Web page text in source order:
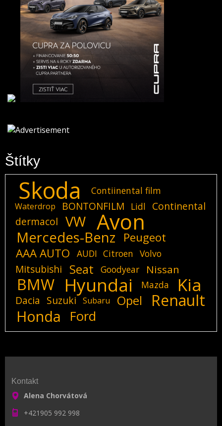
Štítky
Skoda Contiinental film
Waterdrop BONTONFILM Lidl
Continental
dermacol
VW Avon
Mercedes-Benz
Peugeot
AAA AUTO
AUDI Citroen Volvo
Mitsubishi Seat Goodyear Nissan
BMW Hyundai Mazda Kia
Dacia Suzuki Subaru Opel Renault
Honda Ford
Kontakt
Alena Chorvátová
+421905 992 998